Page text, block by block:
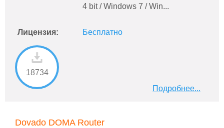
4 bit / Windows 7 / Win...
Лицензия: Бесплатно
18734
Подробнее...
Dovado DOMA Router